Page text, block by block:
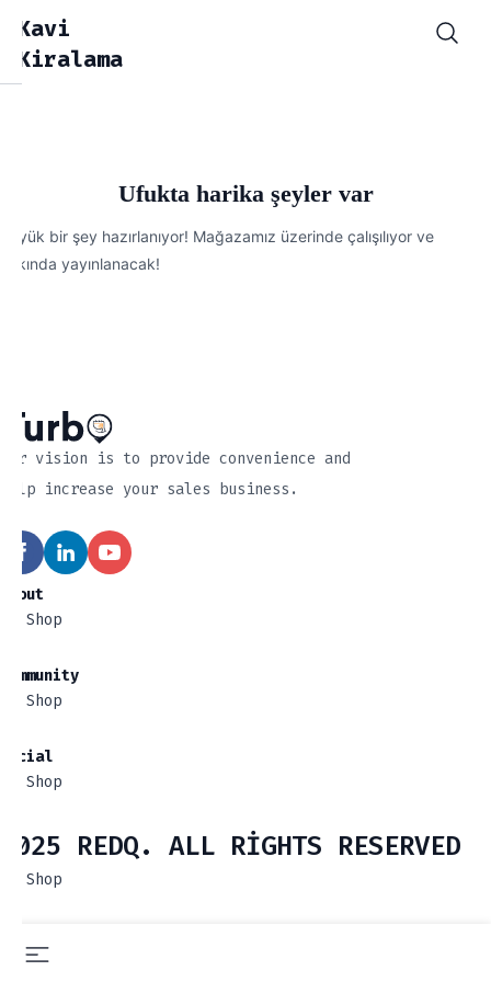
Kavi
Kiralama
Ufukta harika şeyler var
Büyük bir şey hazırlanıyor! Mağazamız üzerinde çalışılıyor ve
yakında yayınlanacak!
Our vision is to provide convenience and
help increase your sales business.
About
Shop
Community
Shop
Social
Shop
2025 REDQ. ALL RIGHTS RESERVED
Shop